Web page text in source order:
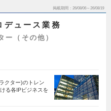
掲載期間 26/08/06～26/08/19
デュース業務
ー（その他）
クター)のトレン
る各IPビジネスを